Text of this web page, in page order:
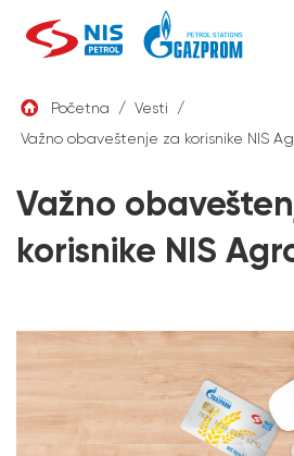
Skip
content
Početna / Vesti
/
Važno obaveštenje za korisnike NIS
Važno
korisnike NIS